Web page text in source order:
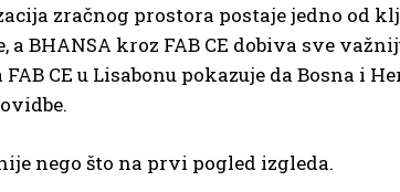
zračnog prostora postaje jedno
a BHANSA kroz FAB CE dobiva sve
CE u Lisabonu pokazuje da Bosna i
nego što na prvi pogled izgleda.